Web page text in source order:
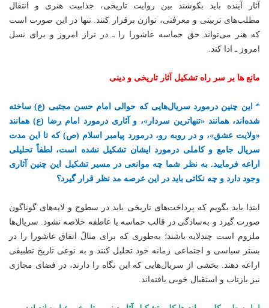
آثار آینده باید بکوشند بین روایت تاریخی، جذابیت هنری و انتقال
مطلب‌های تربیتی و معرفتی، توازن برقرار کنند. تنها در این صورت است
که هنر می‌تواند حق حماسه عاشورا را ـ در تراز امروز و برای نسل
امروز ـ ادا کند.
مانع ها بر سر راه تشکیل آثار تاریخی و دینی
* این چنین درمورد سریال‌هایی که حوالی امام حسن مجتبی (ع) ساخته
شده‌اند، همانند «تنهاترین سردار»، و آثاری درمورد امام رضا (ع) همانند
«ولایت عشق»، و در روبه رو، درمورد پیامبر اسلام (ص) که تا این مدت
سریال جامع و کاملی درمورد ایشان تشکیل نشده است، لطفاً تحلیلی
اراعه فرمایید. به نظر شما چه موانعی در مسیر تشکیل این چنین آثاری
وجود دارد و چه نکاتی باید در این عرصه مد نظر قرار گیرد؟
ابتدا باید بگویم که پرداخت‌های تاریخی باید در سطوح و لایه‌های گوناگون
صورت گیرد و به‌سادگی در قالب حماسه یا عاطفه خلاصه نشود. سریال‌ها
ملزوم است چندلایه باشند؛ به‌طوری که برای مثالً اتفاق عاشورا را در
بستر سیاسی و اجتماعی زمانه خود تحلیل کنند و به نوعی تاریخ تطبیقی
اراعه دهند. بخشی از سریال‌هایی که این نگاه را دارند، در فضای مجازی
نیز بازتاب و استقبال خوبی یافته‌اند.